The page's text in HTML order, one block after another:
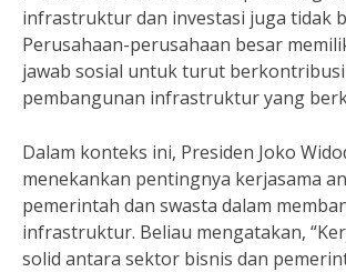
infrastruktur dan investasi juga tidak
Perusahaan-perusahaan besar
jawab sosial untuk turut berkontribusi
pembangunan infrastruktur yang
Dalam konteks ini, Presiden Joko
menekankan pentingnya kerjasama
pemerintah dan swasta dalam
infrastruktur. Beliau mengatakan,
solid antara sektor bisnis dan